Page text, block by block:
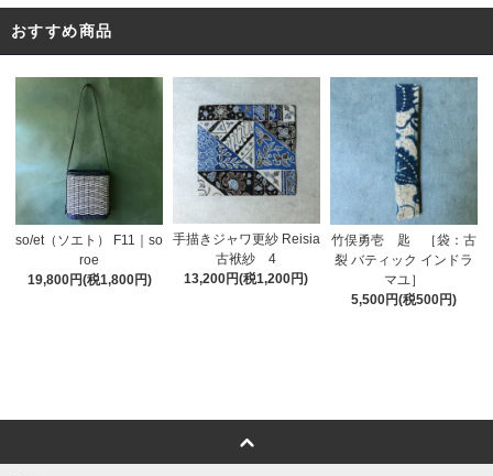
おすすめ商品
so/et（ソエト） F11｜so
roe
19,800円(税1,800円)
手描きジャワ更紗 Reisia
古袱紗 4
13,200円(税1,200円)
竹俣勇壱 匙 ［袋：古
裂 バティック インドラ
マユ］
5,500円(税500円)